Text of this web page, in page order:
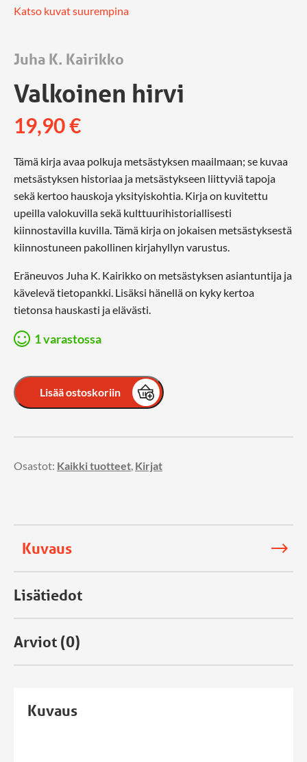
Katso kuvat suurempina
Juha K. Kairikko
Valkoinen hirvi
19,90€
Tämä kirja avaa polkuja metsästyksen maailmaan; se kuvaa
metsästyksen historiaa ja metsästykseen liittyviä tapoja
sekä kertoo hauskoja yksityiskohtia. Kirja on kuvitettu
upeilla valokuvilla sekä kulttuurihistoriallisesti
kiinnostavilla kuvilla. Tämä kirja on jokaisen metsästyksestä
kiinnostuneen pakollinen kirjahyllyn varustus.
Eräneuvos Juha K. Kairikko on metsästyksen asiantuntija ja
kävelevä tietopankki. Lisäksi hänellä on kyky kertoa
tietonsa hauskasti ja elävästi.
1 varastossa
Lisää ostoskoriin
Osastot: Kaikki tuotteet, Kirjat
Kuvaus
Lisätiedot
Arviot (0)
Kuvaus